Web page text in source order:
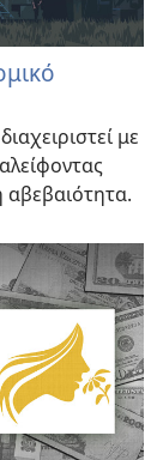
με
αβεβαιότητα.